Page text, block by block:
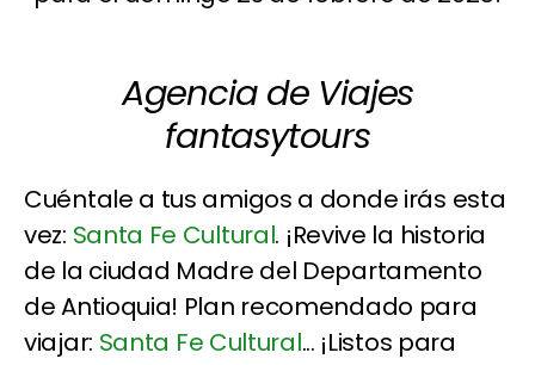
Agencia de Viajes
fantasytours
Cuéntale a tus amigos a donde irás esta
vez: Santa Fe Cultural. ¡Revive la historia
de la ciudad Madre del Departamento
de Antioquia! Plan recomendado para
viajar: Santa Fe Cultural... ¡Listos para